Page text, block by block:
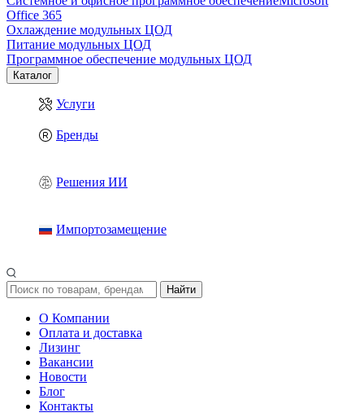
Office 365
Охлаждение модульных ЦОД
Питание модульных ЦОД
Программное обеспечение модульных ЦОД
Каталог
Услуги
Бренды
Решения ИИ
Импортозамещение
Найти
О Компании
Оплата и доставка
Лизинг
Вакансии
Новости
Блог
Контакты